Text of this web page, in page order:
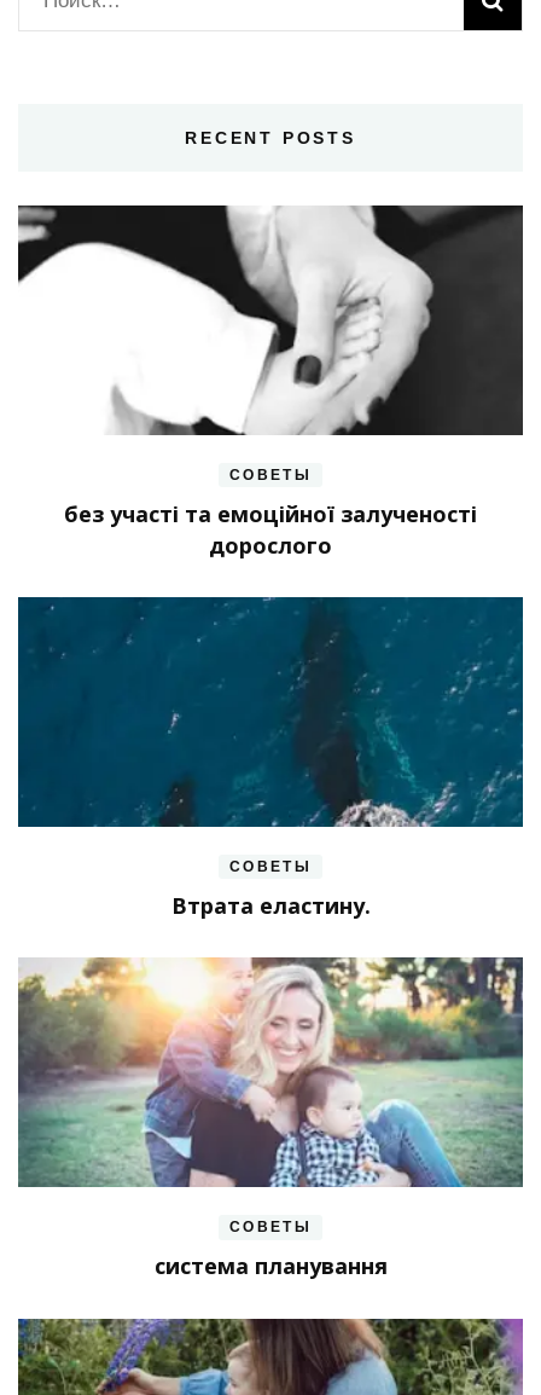
RECENT POSTS
СОВЕТЫ
без участі та емоційної залученості
дорослого
СОВЕТЫ
Втрата еластину.
СОВЕТЫ
система планування